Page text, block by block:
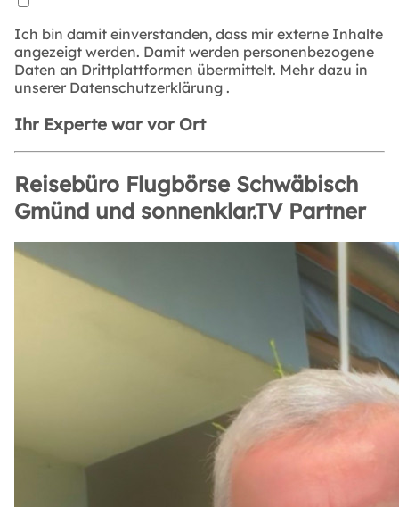
Ich bin damit einverstanden, dass mir externe Inhalte
angezeigt werden. Damit werden personenbezogene
Daten an Drittplattformen übermittelt. Mehr dazu in
unserer Datenschutzerklärung .
Ihr Experte war vor Ort
Reisebüro Flugbörse Schwäbisch
Gmünd und sonnenklar.TV Partner